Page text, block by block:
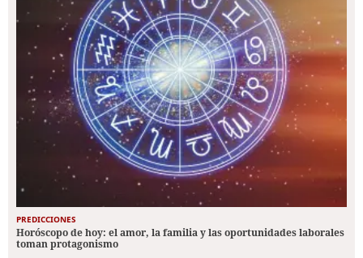
PREDICCIONES
Horóscopo de hoy: el amor, la familia y las oportunidades laborales
toman protagonismo